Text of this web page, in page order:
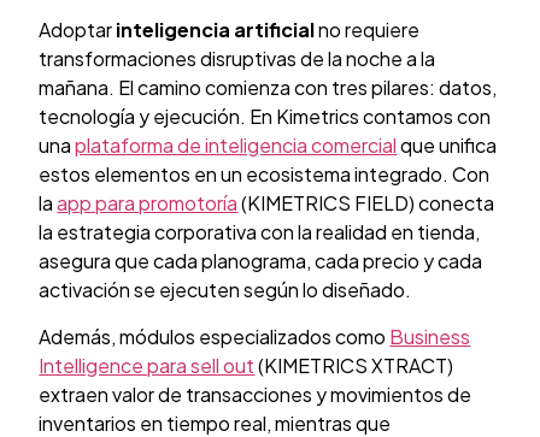
Adoptarinteligencia artificialno requiere
transformaciones disruptivas de la noche a la
mañana. El camino comienza con tres pilares: datos,
tecnología y ejecución. En Kimetrics contamos con
una plataforma de inteligencia comercialque unifica
estos elementos en un ecosistema integrado. Con
la app para promotoría(KIMETRICS FIELD) conecta
la estrategia corporativa con la realidad en tienda,
asegura que cada planograma, cada precio y cada
activación se ejecuten según lo diseñado.
Además, módulos especializados como Business
Intelligence para sell out(KIMETRICS XTRACT)
extraen valor de transacciones y movimientos de
inventarios en tiempo real, mientras que